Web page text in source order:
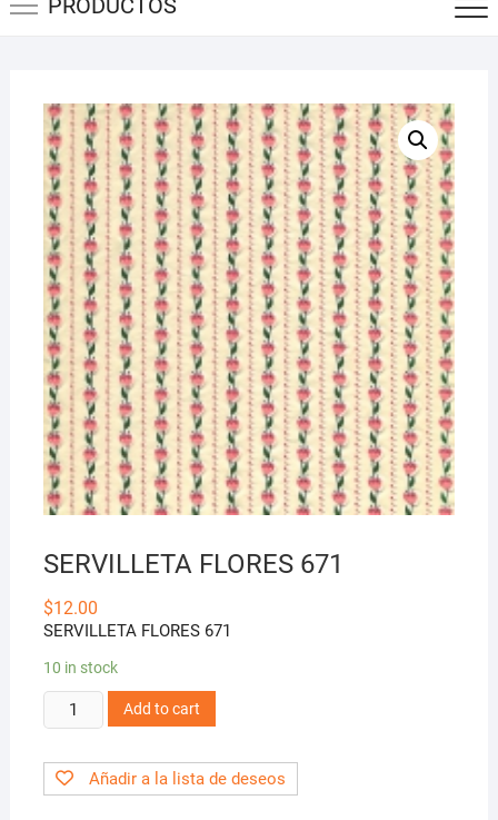
PRODUCTOS
SERVILLETA FLORES 671
$12.00
SERVILLETA FLORES 671
10 in stock
SERVILLETA
FLORES
quantity
Add to cart
Añadir a la lista de deseos